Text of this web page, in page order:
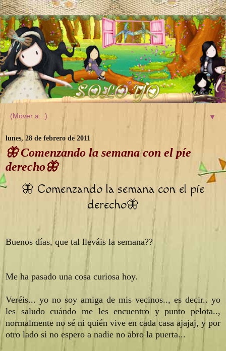
▼
lunes, 28 de febrero de 2011
🦋 Comenzando la semana con el píe
derecho🦋
🦋 Comenzando la semana con el píe
derecho🦋
Buenos días, que tal lleváis la semana??
Me ha pasado una cosa curiosa hoy.
Veréis... yo no soy amiga de mis vecinos.., es decir.. yo
les saludo cuándo me les encuentro y punto pelota..,
normalmente no sé ni quién vive en cada casa ajajaj, y por
otro lado si no espero a nadie no abro la puerta...